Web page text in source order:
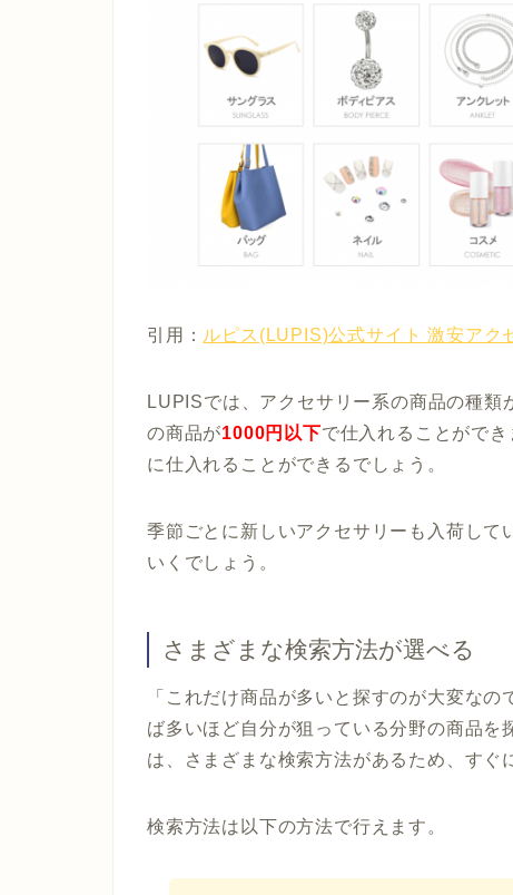
引用： ルピス(LUPIS)公式サイト 激安アク
LUPISでは、アクセサリー系の商品の種類
の商品が1000円以下で仕入れることがで
に仕入れることができるでしょう。
季節ごとに新しいアクセサリーも入荷して
いくでしょう。
さまざまな検索方法が選べる
「これだけ商品が多いと探すのが大変な
ば多いほど自分が狙っている分野の商品
は、さまざまな検索方法があるため、すぐ
検索方法は以下の方法で行えます。